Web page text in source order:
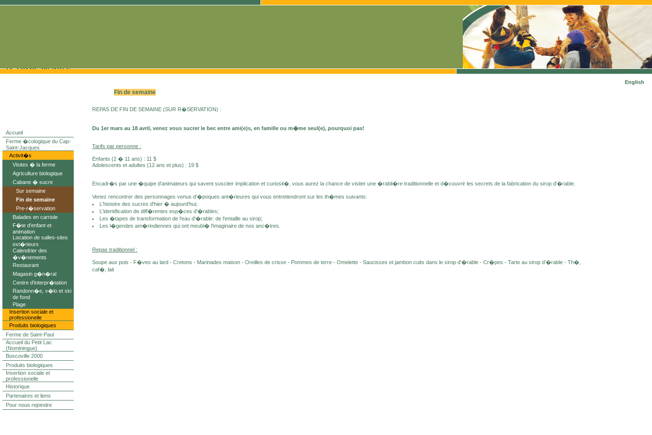
English
Accueil
Ferme �cologique du Cap-
Saint-Jacques
Activit�s
Visites � la ferme
Agriculture biologique
Cabane � sucre
Sur semaine
Fin de semaine
Pre-r�servation
Balades en carriole
F�te d'enfant et
animation
Location de salles-sites
ext�rieurs
Calendrier des
�v�nements
Restaurant
Magasin g�n�ral
Centre d'interpr�tation
Randonn�e, v�lo et ski
de fond
Plage
Insertion sociale et
professionelle
Produits biologiques
Ferme de Saint-Paul
Accueil du Petit Lac
(Nominingue)
Boscoville 2000
Produits biologiques
Insertion sociale et
professionelle
Historique
Partenaires et liens
Pour nous rejoindre
Fin de semaine
REPAS DE FIN DE SEMAINE (SUR R�SERVATION) :
Du 1er mars au 18 avril, venez vous sucrer le bec entre ami(e)s, en famille ou m�me seul(e), pourquoi pas!
Tarifs par personne :
Enfants (2 � 11 ans) : 11 $
Adolescents et adultes (12 ans et plus) : 19 $
Encadr�s par une �quipe d'animateurs qui savent susciter implication et curiosit�, vous aurez la chance de visiter une �rabli�re traditionnelle et d�couvrir les secrets de la fabrication du sirop d'�rable.
Venez rencontrer des personnages venus d'�poques ant�rieures qui vous entretiendront sur les th�mes suivants:
L'histoire des sucres d'hier � aujourd'hui;
L'identification de diff�rentes esp�ces d'�rables;
Les �tapes de transformation de l'eau d'�rable: de l'entaille au sirop;
Les l�gendes am�rindiennes qui ont meubl� l'imaginaire de nos anc�tres.
Repas traditionnel :
Soupe aux pois - F�ves au lard - Cretons - Marinades maison - Oreilles de crisse - Pommes de terre - Omelette - Saucisses et jambon cuits dans le sirop d'�rable - Cr�pes - Tarte au sirop d'�rable - Th�,
caf�, lait